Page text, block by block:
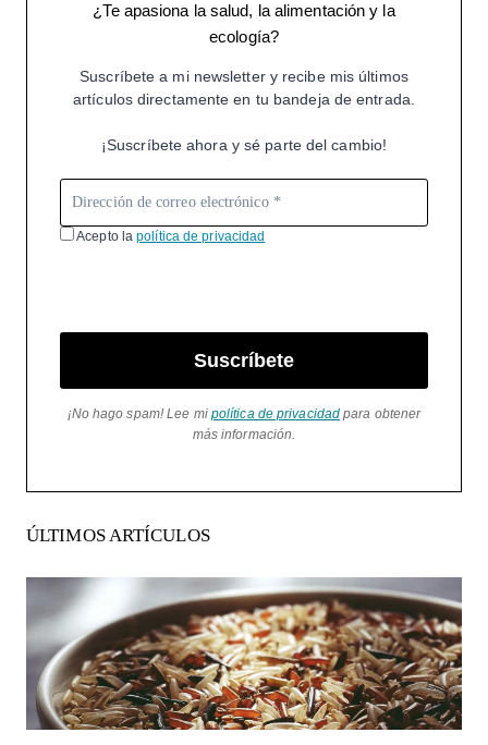
¿Te apasiona la salud, la alimentación y la
ecología?
Suscríbete a mi newsletter y recibe mis últimos
artículos directamente en tu bandeja de entrada.
¡Suscríbete ahora y sé parte del cambio!
Acepto lapolítica de privacidad
Suscríbete
¡No hago spam! Lee mi política de privacidad para obtener
más información.
ÚLTIMOS ARTÍCULOS